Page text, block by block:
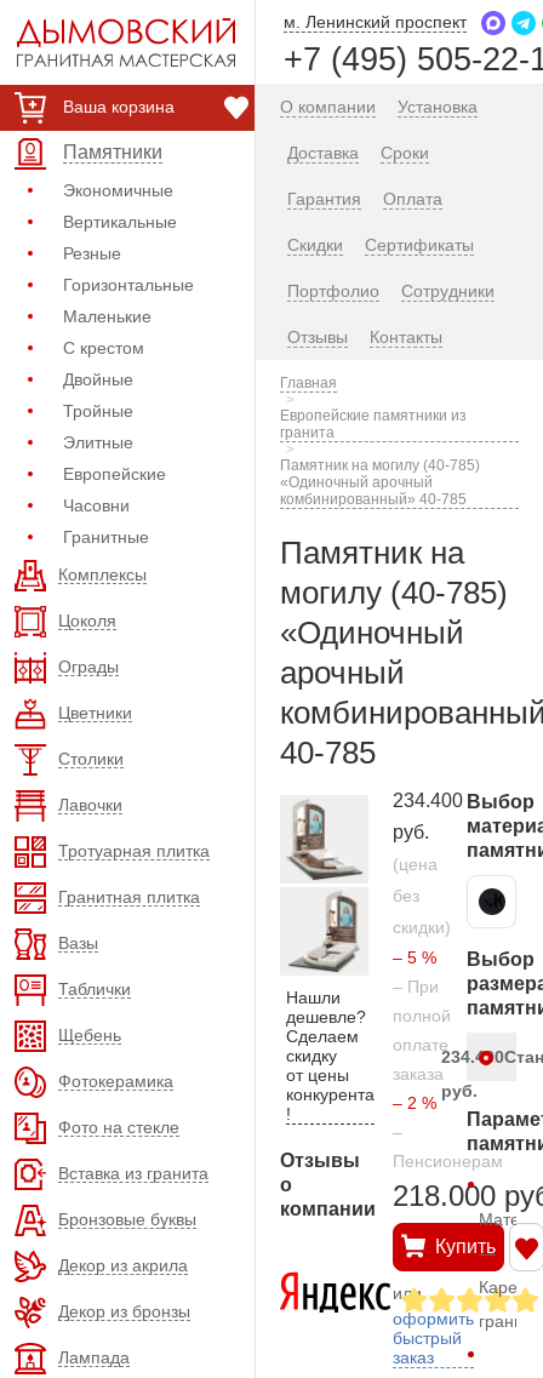
Ваша корзина
Памятники
Экономичные
Вертикальные
Резные
Горизонтальные
Маленькие
С крестом
Двойные
Тройные
Элитные
Европейские
Часовни
Гранитные
Комплексы
Цоколя
Ограды
Цветники
Столики
Лавочки
Тротуарная плитка
Гранитная плитка
Вазы
Таблички
Щебень
Фотокерамика
Фото на стекле
Вставка из гранита
Бронзовые буквы
Декор из акрила
Декор из бронзы
Лампада
м. Ленинский проспект
+7 (495) 505-22-
О компании Установка
Доставка Сроки
Гарантия Оплата
Скидки Сертификаты
Портфолио Сотрудники
Отзывы Контакты
Главная
Европейские памятники из
гранита
Памятник на могилу (40-785)
«Одиночный арочный
комбинированный» 40-785
Памятник на
могилу (40-785)
«Одиночный
арочный
40-785
Нашли
дешевле?
Сделаем
скидку
от цены
конкурента
!
Отзывы
о
компании
234.400
руб.
(цена
без
скидки)
– 5 %
– При
полной
оплате
заказа
– 2 %
–
Пенсионерам
218.000
Купить
или
оформить
быстрый
заказ
Выбор
Карельский гранит
Выбор
234.400
руб.
—
гранит